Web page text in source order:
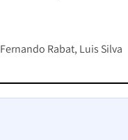
Fernando Rabat Luis Silva